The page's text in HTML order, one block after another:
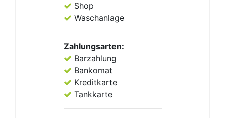
Shop
Waschanlage
Zahlungsarten:
Barzahlung
Bankomat
Kreditkarte
Tankkarte